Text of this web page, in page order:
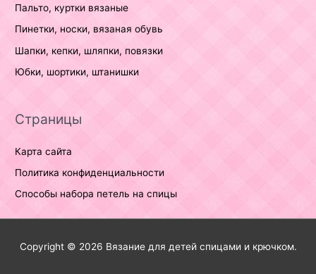
Пальто, куртки вязаные
Пинетки, носки, вязаная обувь
Шапки, кепки, шляпки, повязки
Юбки, шортики, штанишки
Страницы
Карта сайта
Политика конфиденциальности
Способы набора петель на спицы
Copyright © 2026 Вязание для детей спицами и крючком.